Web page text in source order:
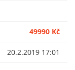
49990 Kč
20.2.2019 17:01